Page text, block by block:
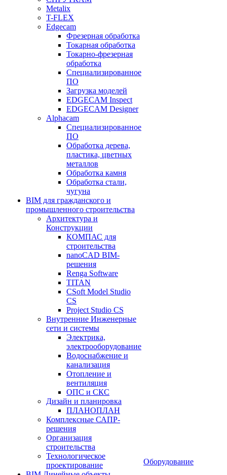
Metalix
T-FLEX
Edgecam
Фрезерная обработка
Токарная обработка
Токарно-фрезерная
обработка
Специализированное
ПО
Загрузка моделей
EDGECAM Inspect
EDGECAM Designer
Alphacam
Специализированное
ПО
Обработка дерева,
пластика, цветных
металлов
Обработка камня
Обработка стали,
чугуна
BIM для гражданского и
промышленного строительства
Архитектура и
Конструкции
КОМПАС для
строительства
nanoCAD BIM-
решения
Renga Software
TITAN
CSoft Model Studio
CS
Project Studio CS
Внутренние Инженерные
сети и системы
Электрика,
электрооборудование
Водоснабжение и
канализация
Отопление и
вентиляция
ОПС и СКС
Дизайн и планировка
ПЛАНОПЛАН
Комплексные САПР-
решения
Организация
строительства
Технологическое
проектирование
Оборудование